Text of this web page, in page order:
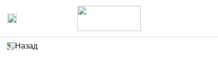
Назад